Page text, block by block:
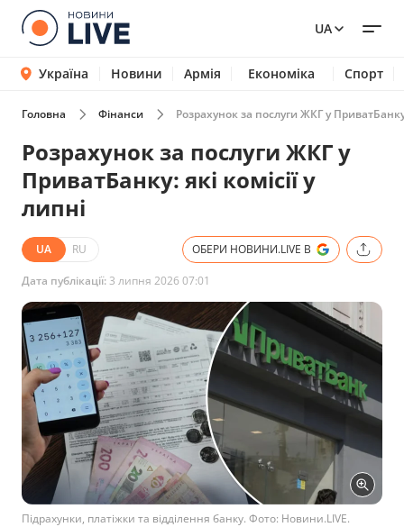
UA
Україна Новини Армія Економіка Спорт
Головна Фінанси Розрахунок за послуги ЖКГ у ПриватБанку:
Розрахунок за послуги ЖКГ у
ПриватБанку: які комісії у
липні
UA RU ОБЕРИ НОВИНИ.LIVE В
Дата публікації: 3 липня 2026 07:01
Підрахунки, платіжки та відділення банку. Фото: Новини.LIVE.